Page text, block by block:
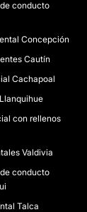
conducto
Concepción
Cautín
Cachapoal
con rellenos
Valdivia
conducto
Talca